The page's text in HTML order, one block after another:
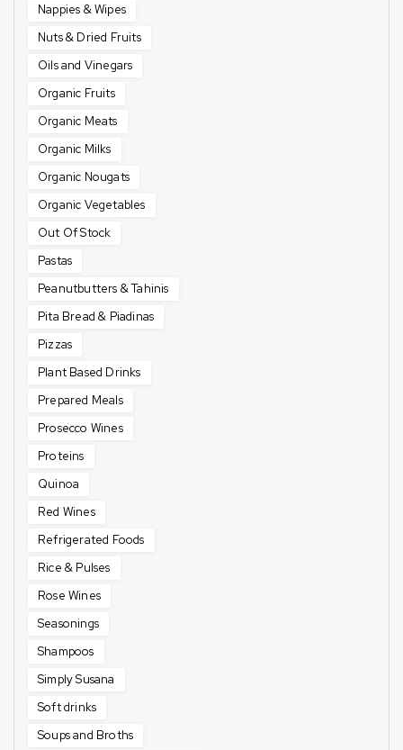
Nappies & Wipes
Nuts & Dried Fruits
Oils and Vinegars
Organic Fruits
Organic Meats
Organic Milks
Organic Nougats
Organic Vegetables
Out Of Stock
Pastas
Peanutbutters & Tahinis
Pita Bread & Piadinas
Pizzas
Plant Based Drinks
Prepared Meals
Prosecco Wines
Proteins
Quinoa
Red Wines
Refrigerated Foods
Rice & Pulses
Rose Wines
Seasonings
Shampoos
Simply Susana
Soft drinks
Soups and Broths